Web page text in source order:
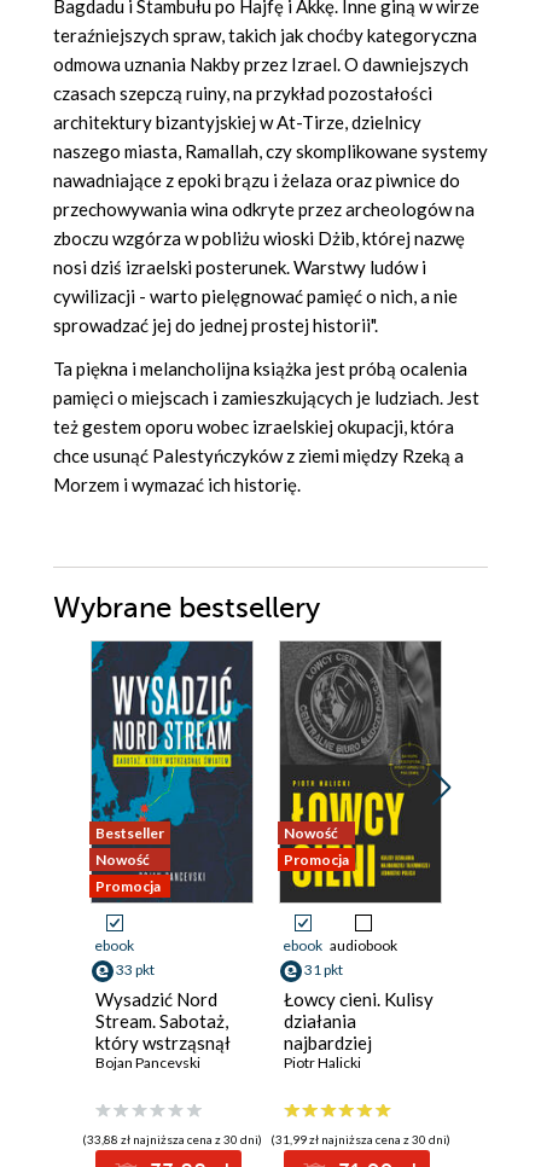
Bagdadu i Stambułu po Hajfę i Akkę. Inne giną w wirze
teraźniejszych spraw, takich jak choćby kategoryczna
odmowa uznania Nakby przez Izrael. O dawniejszych
czasach szepczą ruiny, na przykład pozostałości
architektury bizantyjskiej w At-Tirze, dzielnicy
naszego miasta, Ramallah, czy skomplikowane systemy
nawadniające z epoki brązu i żelaza oraz piwnice do
przechowywania wina odkryte przez archeologów na
zboczu wzgórza w pobliżu wioski Dżib, której nazwę
nosi dziś izraelski posterunek. Warstwy ludów i
cywilizacji - warto pielęgnować pamięć o nich, a nie
sprowadzać jej do jednej prostej historii".
Ta piękna i melancholijna książka jest próbą ocalenia
pamięci o miejscach i zamieszkujących je ludziach. Jest
też gestem oporu wobec izraelskiej okupacji, która
chce usunąć Palestyńczyków z ziemi między Rzeką a
Morzem i wymazać ich historię.
Wybrane bestsellery
Bestseller
Nowość
Promocja
ebook
33 pkt
Wysadzić Nord
Stream. Sabotaż,
który wstrząsnął
światem
Bojan Pancevski
(33,88 zł najniższa cena z 30 dni)
Nowość
Promocja
ebook audiobook
31 pkt
Łowcy cieni. Kulisy
działania
najbardziej
tajemniczej
Piotr Halicki
(31,99 zł najniższa cena z 30 dni)